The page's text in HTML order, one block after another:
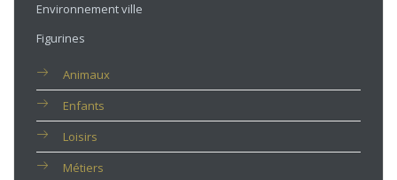
Environnement ville
Figurines
Animaux
Enfants
Loisirs
Métiers